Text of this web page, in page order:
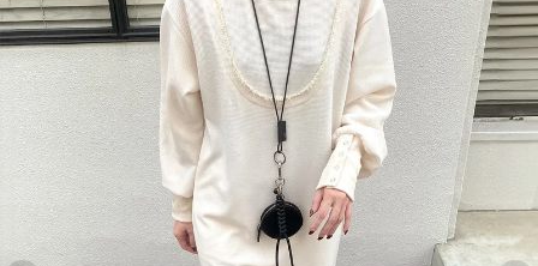
販売タイプ
新着 再入荷 SALE
商品タイプ